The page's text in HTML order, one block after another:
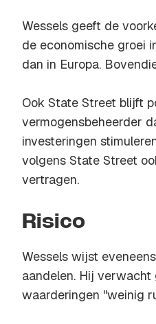
Wessels geeft de
de economische groei
dan in Europa.
Ook State Street blijft
vermogensbeheerder
investeringen
volgens State Street
vertragen.
Risico
Wessels wijst
aandelen. Hij
waarderingen "weinig